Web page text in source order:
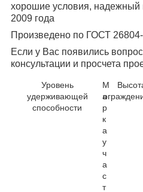
хорошие условия, надежный
2009 года
Произведено по ГОСТ
Если у Вас появились
консультации и просчета
Уровень
удерживающей
способности
М
а
р
к
а
у
ч
а
с
т